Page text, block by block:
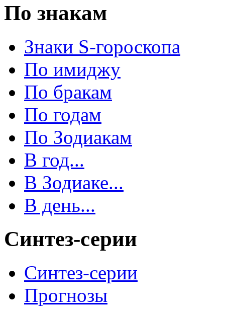
По знакам
Знаки S-гороскопа
По имиджу
По бракам
По годам
По Зодиакам
В год...
В Зодиаке...
В день...
Синтез-серии
Синтез-серии
Прогнозы